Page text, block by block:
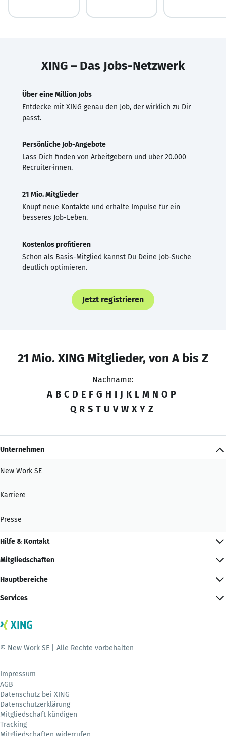
XING – Das Jobs-Netzwerk
Über eine Million Jobs
Entdecke mit XING genau den Job, der wirklich zu Dir
passt.
Persönliche Job-Angebote
Lass Dich finden von Arbeitgebern und über 20.000
Recruiter·innen.
21 Mio. Mitglieder
Knüpf neue Kontakte und erhalte Impulse für ein
besseres Job-Leben.
Kostenlos profitieren
Schon als Basis-Mitglied kannst Du Deine Job-Suche
deutlich optimieren.
Jetzt registrieren
21 Mio. XING Mitglieder, von A bis Z
Nachname:
A B C D E F G H I J K L M N O P
Q R S T U V W X Y Z
Unternehmen
New Work SE
Karriere
Presse
Hilfe & Kontakt
Mitgliedschaften
Hauptbereiche
Services
© New Work SE | Alle Rechte vorbehalten
Impressum
AGB
Datenschutz bei XING
Datenschutzerklärung
Mitgliedschaft kündigen
Tracking